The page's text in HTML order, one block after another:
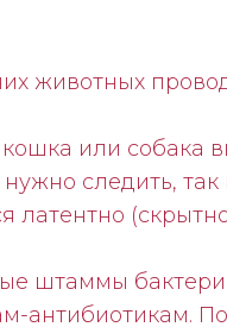
животных
или собака
следить, так
штаммы
антибиотикам.